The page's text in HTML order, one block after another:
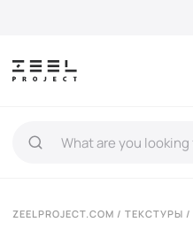
ZEELPROJECT.COM / ТЕКСТУРЫ /